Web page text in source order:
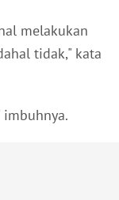
melakukan
tidak," kata
imbuhnya.